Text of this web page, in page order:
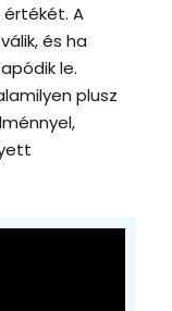
értékét. A
és ha
le.
plusz